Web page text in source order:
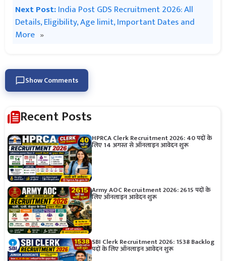
Next Post:India Post GDS Recruitment 2026: All
Details, Eligibility, Age limit, Important Dates and
More »
Show Comments
Recent Posts
HPRCA Clerk Recruitment 2026: 40 पदों के
लिए 14 अगस्त से ऑनलाइन आवेदन शुरू
Army AOC Recruitment 2026: 2615 पदों के
लिए ऑनलाइन आवेदन शुरू
SBI Clerk Recruitment 2026: 1538 Backlog
पदों के लिए ऑनलाइन आवेदन शुरू